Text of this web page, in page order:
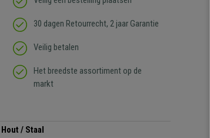
30 dagen Retourrecht, 2 jaar Garantie
Veilig betalen
Het breedste assortiment op de
markt
Hout / Staal